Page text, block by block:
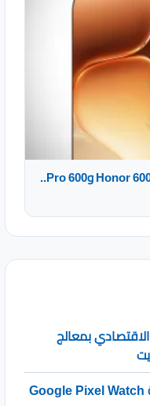
تسريبات تكشف تصميم ومواصفات Honor 600 و600 Pro..
ايسر تطلق حاسوب Acer Swift Go الاقتصادي بمعالج
تسريب جديد يكشف أهم مزايا ساعة Google Pixel Watch